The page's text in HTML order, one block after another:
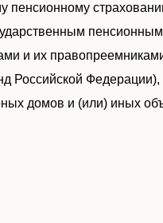
пенсионному
и их
Федерации),
домов и (или) иных